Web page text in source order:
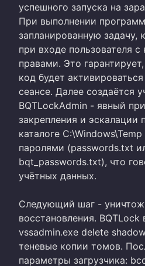
успешного запуска на
При выполнении
запланированную задачу,
при входе пользователя
правами. Это
код будет
сеансе. Далее создаётся
BQTLockAdmin - явный
закрепления и эскалации
каталоге
паролями (passwords.txt
bqt_passwords.txt), что
учётных данных.
Следующий шаг -
восстановления.
vssadmin.exe delete
теневые копии томов.
параметры загрузчика: